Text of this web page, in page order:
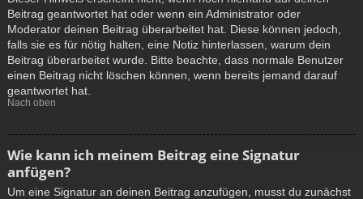
Beitrag geantwortet hat oder wenn ein Administrator oder
Moderator deinen Beitrag überarbeitet hat. Diese können jedoch,
falls sie es für nötig halten, eine Notiz hinterlassen, warum dein
Beitrag überarbeitet wurde. Bitte beachte, dass normale Benutzer
einen Beitrag nicht löschen können, wenn bereits jemand darauf
geantwortet hat.
Nach oben
Wie kann ich meinem Beitrag eine Signatur
anfügen?
Um eine Signatur an deinen Beitrag anzufügen, musst du zunächst